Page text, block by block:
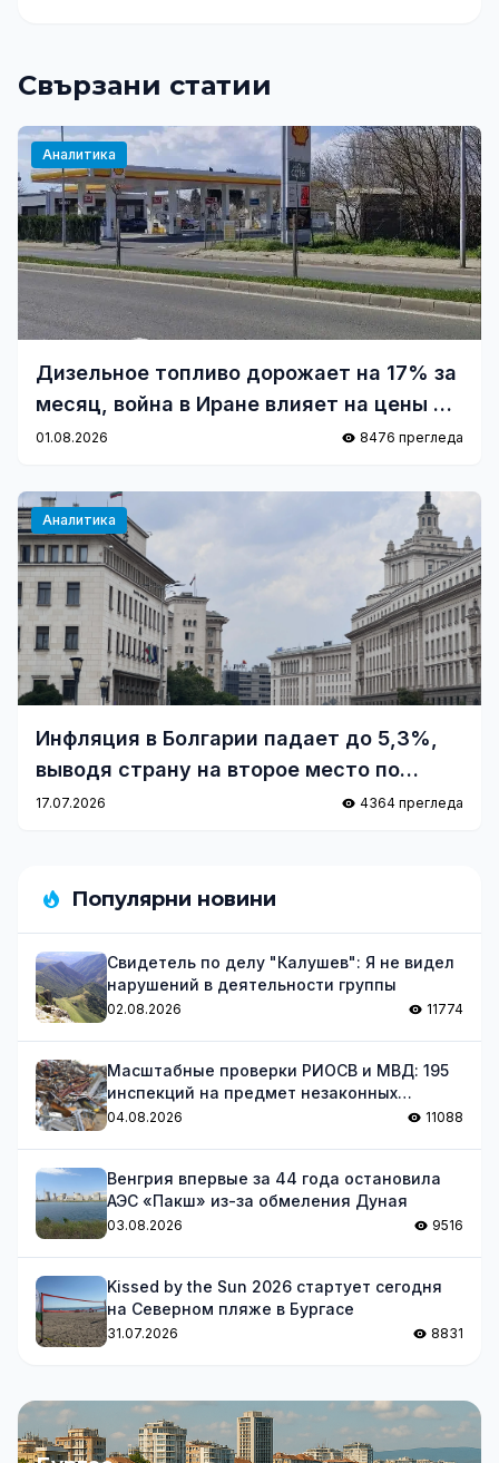
Свързани статии
Аналитика
Дизельное топливо дорожает на 17% за
месяц, война в Иране влияет на цены на
заправках
01.08.2026 8476 прегледа
Аналитика
Инфляция в Болгарии падает до 5,3%,
выводя страну на второе место по
уровню подорожания в еврозоне
17.07.2026 4364 прегледа
Популярни новини
Свидетель по делу "Калушев": Я не видел
нарушений в деятельности группы
02.08.2026 11774
Масштабные проверки РИОСВ и МВД: 195
инспекций на предмет незаконных
отходов
04.08.2026 11088
Венгрия впервые за 44 года остановила
АЭС «Пакш» из-за обмеления Дуная
03.08.2026 9516
Kissed by the Sun 2026 стартует сегодня
на Северном пляже в Бургасе
31.07.2026 8831